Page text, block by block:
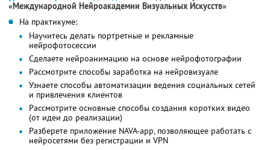
«Международной Нейроакадемии Визуальных Искусств»
На практикуме:
Научитесь делать портретные и рекламные
нейрофотосессии
Сделаете нейроанимацию на основе нейрофотографии
Рассмотрите способы заработка на нейровизуале
Узнаете способы автоматизации ведения социальных сетей
и привлечения клиентов
Рассмотрите основные способы создания коротких видео
(от идеи до реализации)
Разберете приложение NAVA-app, позволяющее работать с
нейросетями без регистрации и VPN